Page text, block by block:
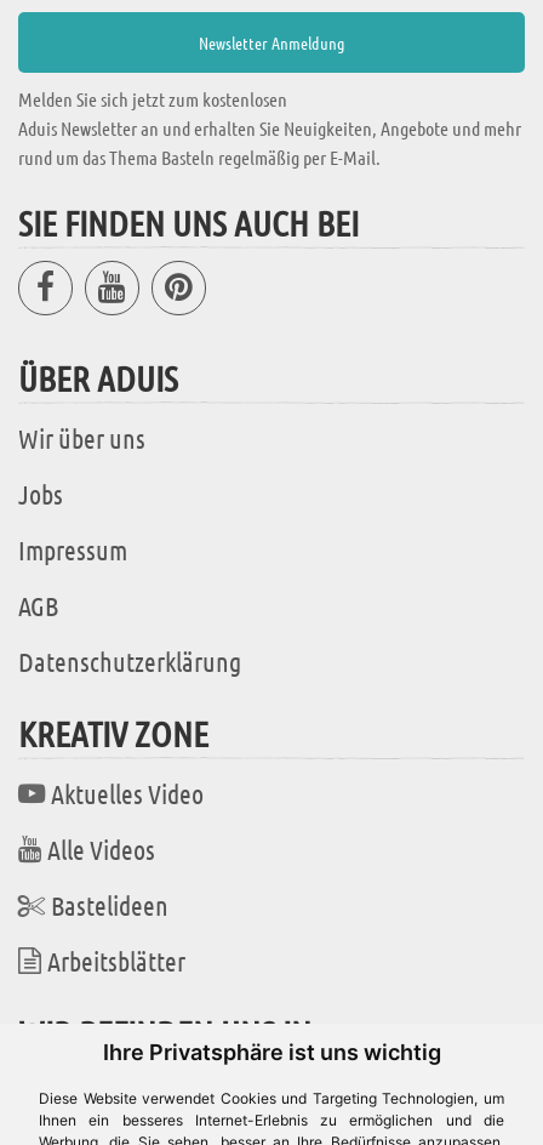
Ihre Privatsphäre ist uns wichtig
Diese Website verwendet Cookies und Targeting Technologien, um
Ihnen ein besseres Internet-Erlebnis zu ermöglichen und die
Melden Sie sich jetzt zum kostenlosen
Aduis Newsletter an und erhalten Sie Neuigkeiten, Angebote und mehr
rund um das Thema Basteln regelmäßig per E-Mail.
SIE FINDEN UNS AUCH BEI
ÜBER ADUIS
Wir über uns
Jobs
Impressum
AGB
Datenschutzerklärung
KREATIV ZONE
Aktuelles Video
Alle Videos
Bastelideen
Arbeitsblätter
WIR BEFINDEN UNS IN